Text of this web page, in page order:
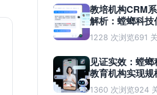
教培机构CRM
解析：螳螂科
准？
1228 次浏览691
见证实效：螳
教育机构实现
蜕变
1360 次浏览924